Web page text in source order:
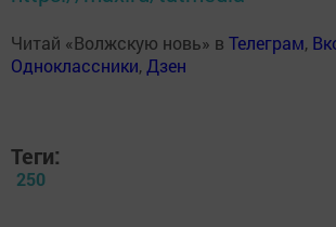
Читай «Волжскую новь» в Телеграм,
Одноклассники,Дзен
Теги:
250